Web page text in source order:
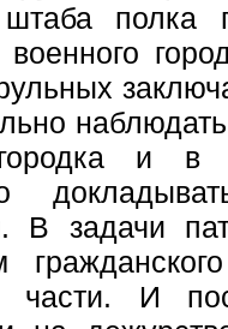
штаба полка
военного
и в
В задачи
части. И